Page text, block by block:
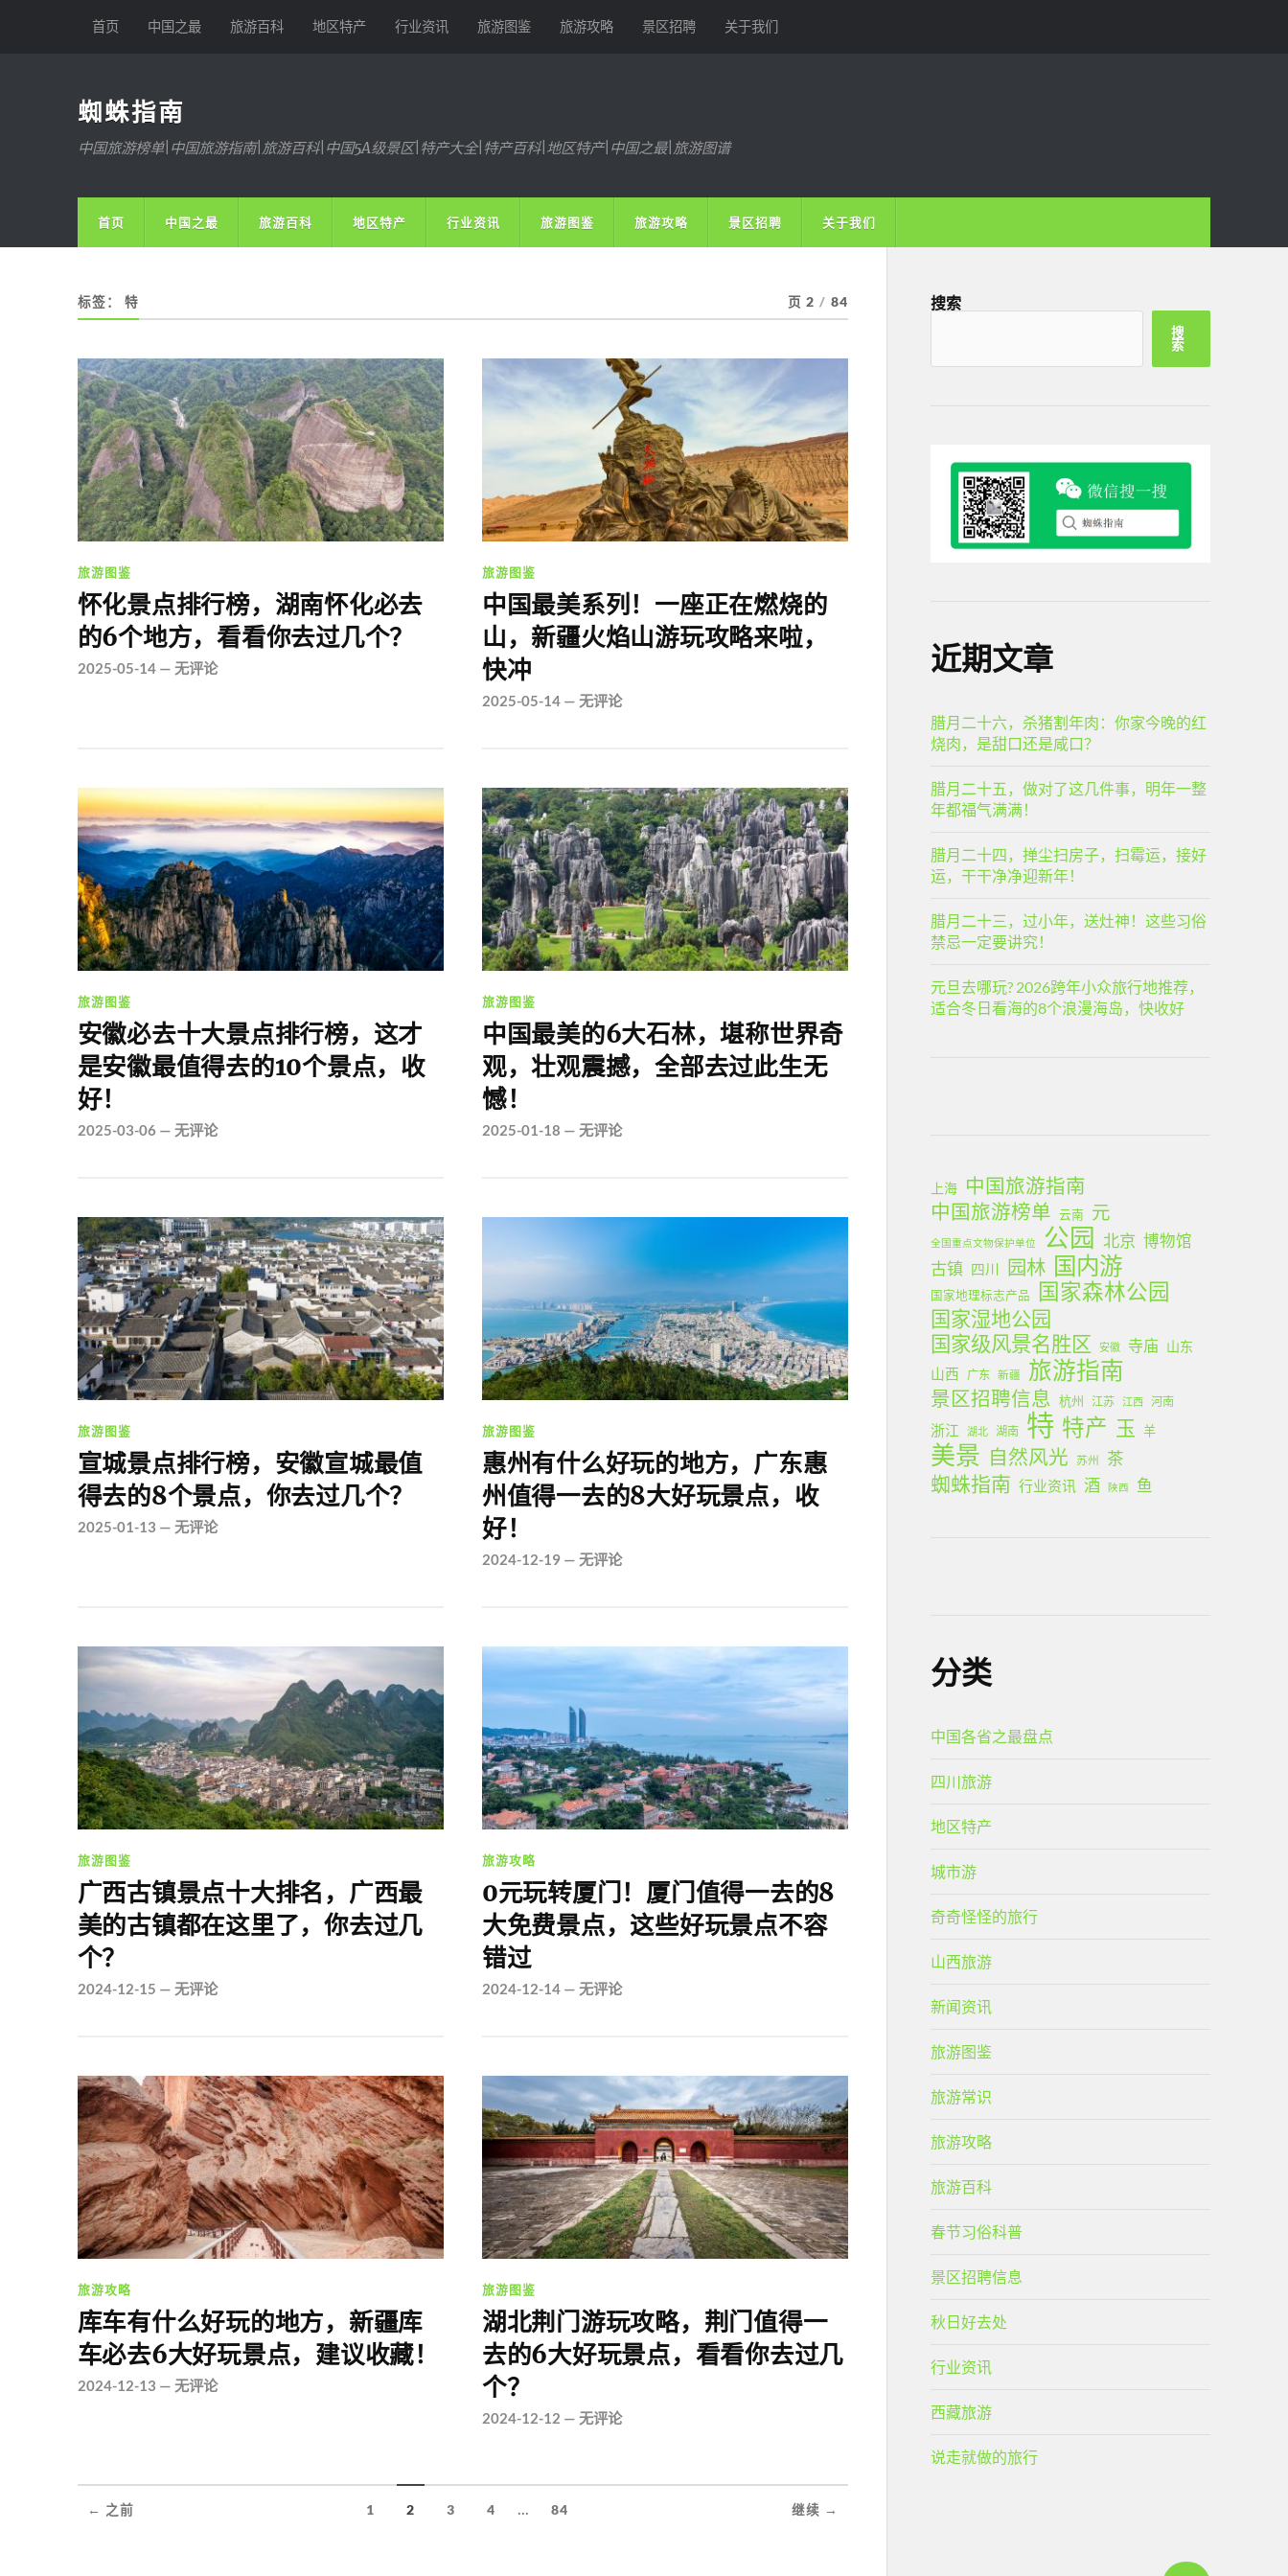
首页 中国之最 旅游百科 地区特产 行业资讯 旅游图鉴 旅游攻略 景区招聘 关于我们
蜘蛛指南
中国旅游榜单|中国旅游指南|旅游百科|中国5A级景区|特产大全|特产百科|地区特产|中国之最|旅游图谱
首页 中国之最 旅游百科 地区特产 行业资讯 旅游图鉴 旅游攻略 景区招聘 关于我们
标签： 特 页 2 / 84
旅游图鉴
怀化景点排行榜，湖南怀化必去
的6个地方，看看你去过几个？
2025-05-14— 无评论
旅游图鉴
中国最美系列！一座正在燃烧的
山，新疆火焰山游玩攻略来啦，
快冲
2025-05-14— 无评论
旅游图鉴
安徽必去十大景点排行榜，这才
是安徽最值得去的10个景点，收
好！
2025-03-06— 无评论
旅游图鉴
中国最美的6大石林，堪称世界奇
观，壮观震撼，全部去过此生无
憾！
2025-01-18 — 无评论
旅游图鉴
宣城景点排行榜，安徽宣城最值
得去的8个景点，你去过几个？
2025-01-13 — 无评论
旅游图鉴
惠州有什么好玩的地方，广东惠
州值得一去的8大好玩景点，收
好！
2024-12-19— 无评论
旅游图鉴
广西古镇景点十大排名，广西最
美的古镇都在这里了，你去过几
个？
2024-12-15 — 无评论
旅游攻略
0元玩转厦门！厦门值得一去的8
大免费景点，这些好玩景点不容
错过
2024-12-14— 无评论
旅游攻略
库车有什么好玩的地方，新疆库
车必去6大好玩景点，建议收藏！
2024-12-13 — 无评论
旅游图鉴
湖北荆门游玩攻略，荆门值得一
去的6大好玩景点，看看你去过几
个？
2024-12-12 — 无评论
← 之前 1 2 3 4 ... 84 继续 →
搜索
搜
索
近期文章
腊月二十六，杀猪割年肉：你家今晚的红
烧肉，是甜口还是咸口？
腊月二十五，做对了这几件事，明年一整
年都福气满满！
腊月二十四，掸尘扫房子，扫霉运，接好
运，干干净净迎新年！
腊月二十三，过小年，送灶神！这些习俗
禁忌一定要讲究！
元旦去哪玩? 2026跨年小众旅行地推荐，
适合冬日看海的8个浪漫海岛，快收好
上海
中国旅游指南
中国旅游榜单 云南 元
全国重点文物保护单位 公园 北京 博物馆
古镇 四川 园林 国内游
国家地理标志产品 国家森林公园
国家湿地公园
国家级风景名胜区
安徽 寺庙 山东
山西 广东 新疆 旅游指南
景区招聘信息 杭州 江苏 江西 河南
浙江 湖北 湖南 特 特产 玉 羊
美景 自然风光 苏州 茶
蜘蛛指南 行业资讯 酒 陕西 鱼
分类
中国各省之最盘点
四川旅游
地区特产
城市游
奇奇怪怪的旅行
山西旅游
新闻资讯
旅游图鉴
旅游常识
旅游攻略
旅游百科
春节习俗科普
景区招聘信息
秋日好去处
行业资讯
西藏旅游
说走就做的旅行